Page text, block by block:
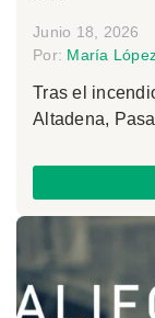
Junio 18, 2026
Por: María
Tras el
Altadena,